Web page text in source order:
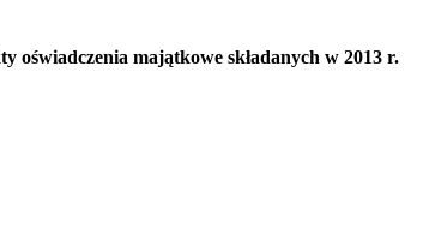
oświadczenia majątkowe składanych w 2013 r.